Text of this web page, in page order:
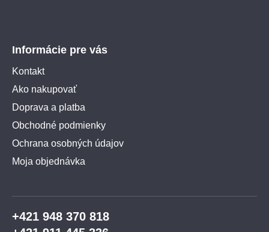
Informácie pre vás
Kontakt
Ako nakupovať
Doprava a platba
Obchodné podmienky
Ochrana osobných údajov
Moja objednávka
+421 948 370 818